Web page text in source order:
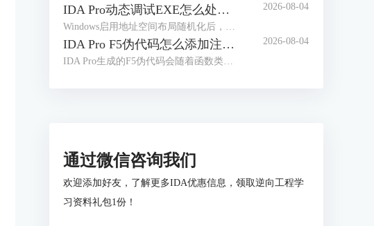
IDA Pro动态调试EXE怎么处理地址随机化 IDA Pro断点地址随程序启动变化如何定位 2026-08-04
IDA Pro F5伪代码怎么添加注释 IDA Pro F5伪代码注释丢失如何恢复 2026-08-04
通过微信咨询我们
欢迎添加好友，了解更多IDA优惠信息，领取逆向工程学
习资料礼包1份！